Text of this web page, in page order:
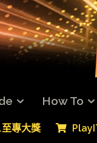
How To
至專大獎